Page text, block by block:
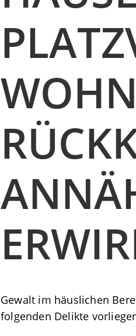
Gewalt im häuslichen
folgenden Delikte